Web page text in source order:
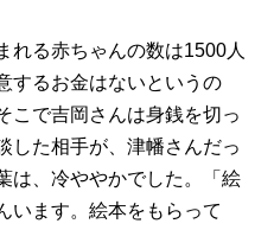
れる赤ちゃんの数は1500人
するお金はないというの
こで吉岡さんは身銭を切っ
した相手が、津幡さんだっ
は、冷ややかでした。「絵
います。絵本をもらって